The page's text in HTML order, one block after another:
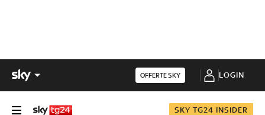
OFFERTE SKY LOGIN
SKY TG24 INSIDER